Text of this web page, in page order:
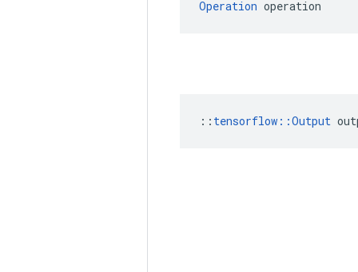
Operation operation
:: tensorflow::Output